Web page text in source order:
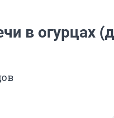
в огурцах